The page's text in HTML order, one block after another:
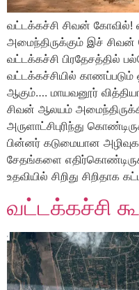
வட்டக்கச்சி சிவன் கோவில்!
அமைந்திருக்கும் இச்
வட்டக்கச்சி பிரதேசத்தில்
வட்டக்கச்சியில்
ஆகும்…. மாயவனூர்
சிவன் ஆலயம்
அருளாட்சிபுரிந்து
பின்னர் கடுமையான
சேதங்களை
உதவியில் சிறிது சிறிதாக
வட்டக்கச்சி